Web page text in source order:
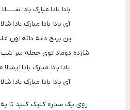
بادا بادا مبارک بادا
آی بادا بادا مبارک بادا
این برنج دانه دانه اون
شازده دوماد توی حجله سر
بادا بادا مبارک بادا ایشالا
آی بادا بادا مبارک بادا
روی یک ستاره کلیک کنید تا به